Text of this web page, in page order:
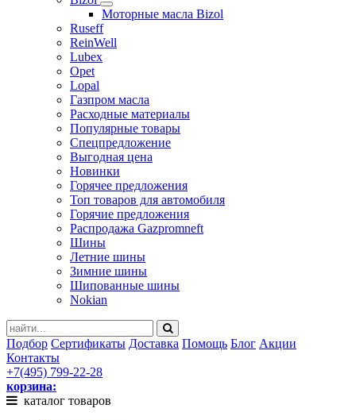
Моторные масла Bizol
Ruseff
ReinWell
Lubex
Opet
Lopal
Газпром масла
Расходные материалы
Популярные товары
Спецпредложение
Выгодная цена
Новинки
Горячее предложения
Топ товаров для автомобиля
Горячие предложения
Распродажа Gazpromneft
Шины
Летние шины
Зимние шины
Шипованные шины
Nokian
Подбор Сертификаты Доставка Помощь Блог Акции
Контакты
+7(495) 799-22-28
корзина:
каталог товаров